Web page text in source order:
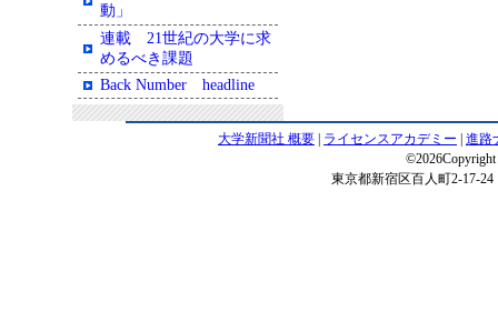
動」
連載 21世紀の大学に求
めるべき課題
Back Number headline
大学新聞社 概要 ライセンスアカデミー
進路
©2026Copyright
東京都新宿区百人町2-17-